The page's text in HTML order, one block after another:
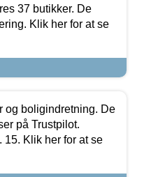
37 butikker. De
Klik her for at se
og boligindretning. De
på Trustpilot.
Klik her for at se